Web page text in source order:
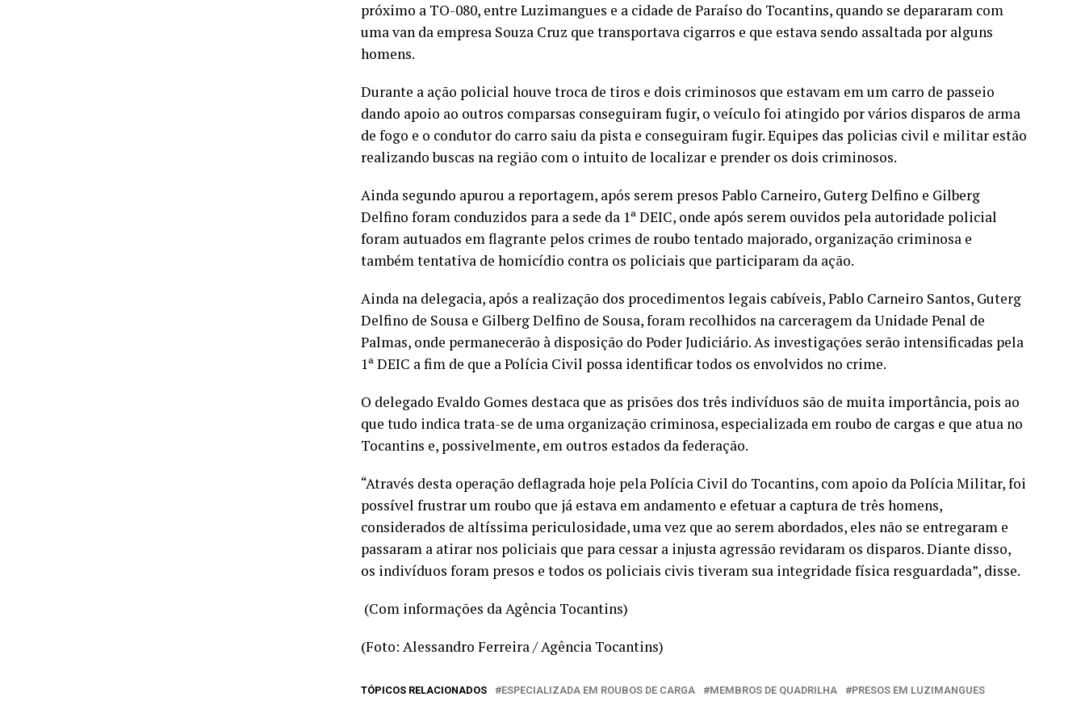
próximo a TO-080, entre Luzimangues e a cidade de Paraíso do Tocantins, quando se depararam com
uma van da empresa Souza Cruz que transportava cigarros e que estava sendo assaltada por alguns
homens.
Durante a ação policial houve troca de tiros e dois criminosos que estavam em um carro de passeio
dando apoio ao outros comparsas conseguiram fugir, o veículo foi atingido por vários disparos de arma
de fogo e o condutor do carro saiu da pista e conseguiram fugir. Equipes das policias civil e militar estão
realizando buscas na região com o intuito de localizar e prender os dois criminosos.
Ainda segundo apurou a reportagem, após serem presos Pablo Carneiro, Guterg Delfino e Gilberg
Delfino foram conduzidos para a sede da 1ª DEIC, onde após serem ouvidos pela autoridade policial
foram autuados em flagrante pelos crimes de roubo tentado majorado, organização criminosa e
também tentativa de homicídio contra os policiais que participaram da ação.
Ainda na delegacia, após a realização dos procedimentos legais cabíveis, Pablo Carneiro Santos, Guterg
Delfino de Sousa e Gilberg Delfino de Sousa, foram recolhidos na carceragem da Unidade Penal de
Palmas, onde permanecerão à disposição do Poder Judiciário. As investigações serão intensificadas pela
1ª DEIC a fim de que a Polícia Civil possa identificar todos os envolvidos no crime.
O delegado Evaldo Gomes destaca que as prisões dos três indivíduos são de muita importância, pois ao
que tudo indica trata-se de uma organização criminosa, especializada em roubo de cargas e que atua no
Tocantins e, possivelmente, em outros estados da federação.
“Através desta operação deflagrada hoje pela Polícia Civil do Tocantins, com apoio da Polícia Militar, foi
possível frustrar um roubo que já estava em andamento e efetuar a captura de três homens,
considerados de altíssima periculosidade, uma vez que ao serem abordados, eles não se entregaram e
passaram a atirar nos policiais que para cessar a injusta agressão revidaram os disparos. Diante disso,
os indivíduos foram presos e todos os policiais civis tiveram sua integridade física resguardada”, disse.
(Com informações da Agência Tocantins)
(Foto: Alessandro Ferreira / Agência Tocantins)
TÓPICOS RELACIONADOS ESPECIALIZADA EM ROUBOS DE CARGA MEMBROS DE QUADRILHA PRESOS EM LUZIMANGUES